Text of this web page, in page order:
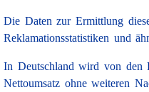
Die Daten zur Ermittlung
Reklamationsstatistiken und
In Deutschland wird von den
Nettoumsatz ohne weiteren